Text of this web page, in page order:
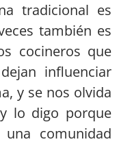
tradicional es
también es
cocineros que
influenciar
y se nos olvida
lo digo porque
comunidad